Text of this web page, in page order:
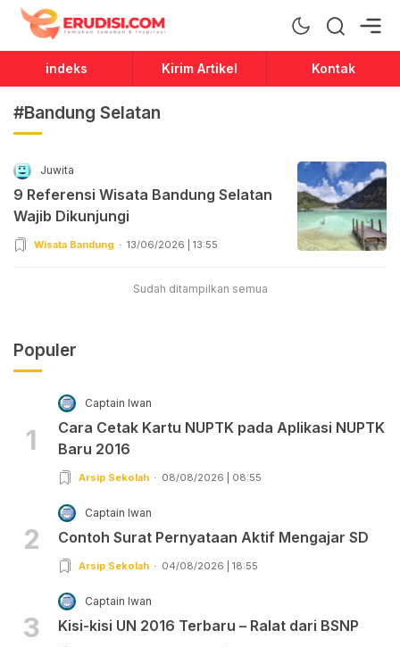
Erudisi
Temukan Jawaban dan Inspirasi
indeks Kirim Artikel Kontak
#Bandung Selatan
Juwita
9 Referensi Wisata Bandung Selatan
Wajib Dikunjungi
Wisata Bandung 13/06/2026 | 13:55
Sudah ditampilkan semua
Populer
1
Captain Iwan
Cara Cetak Kartu NUPTK pada Aplikasi NUPTK
Baru 2016
Arsip Sekolah 08/08/2026 | 08:55
2
Captain Iwan
Contoh Surat Pernyataan Aktif Mengajar SD
Arsip Sekolah 04/08/2026 | 18:55
3
Captain Iwan
Kisi-kisi UN 2016 Terbaru – Ralat dari BSNP